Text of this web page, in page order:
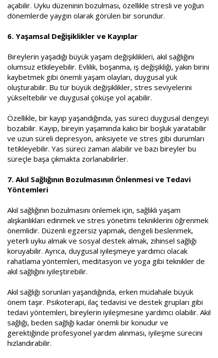
açabilir. Uyku düzeninin bozulması, özellikle stresli ve yoğun
dönemlerde yaygın olarak görülen bir sorundur.
6. Yaşamsal Değişiklikler ve Kayıplar
Bireylerin yaşadığı büyük yaşam değişiklikleri, akıl sağlığını
olumsuz etkileyebilir. Evlilik, boşanma, iş değişikliği, yakın birini
kaybetmek gibi önemli yaşam olayları, duygusal yük
oluşturabilir. Bu tür büyük değişiklikler, stres seviyelerini
yükseltebilir ve duygusal çöküşe yol açabilir.
Özellikle, bir kayıp yaşandığında, yas süreci duygusal dengeyi
bozabilir. Kayıp, bireyin yaşamında kalıcı bir boşluk yaratabilir
ve uzun süreli depresyon, anksiyete ve stres gibi durumları
tetikleyebilir. Yas süreci zaman alabilir ve bazı bireyler bu
süreçle başa çıkmakta zorlanabilirler.
7. Akıl Sağlığının Bozulmasının Önlenmesi ve Tedavi
Yöntemleri
Akıl sağlığının bozulmasını önlemek için, sağlıklı yaşam
alışkanlıkları edinmek ve stres yönetimi tekniklerini öğrenmek
önemlidir. Düzenli egzersiz yapmak, dengeli beslenmek,
yeterli uyku almak ve sosyal destek almak, zihinsel sağlığı
koruyabilir. Ayrıca, duygusal iyileşmeye yardımcı olacak
rahatlama yöntemleri, meditasyon ve yoga gibi teknikler de
akıl sağlığını iyileştirebilir.
Akıl sağlığı sorunları yaşandığında, erken müdahale büyük
önem taşır. Psikoterapi, ilaç tedavisi ve destek grupları gibi
tedavi yöntemleri, bireylerin iyileşmesine yardımcı olabilir. Akıl
sağlığı, beden sağlığı kadar önemli bir konudur ve
gerektiğinde profesyonel yardım alınması, iyileşme sürecini
hızlandırabilir.